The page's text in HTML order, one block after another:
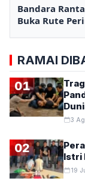
Bandara
Buka Rute
RAMAI
01
3
02
Istri
19